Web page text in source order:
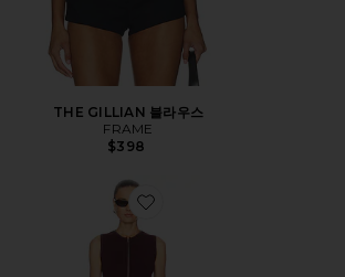
THE GILLIAN 블라우스
FRAME
$398